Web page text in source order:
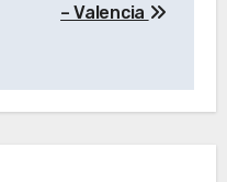
– Valencia